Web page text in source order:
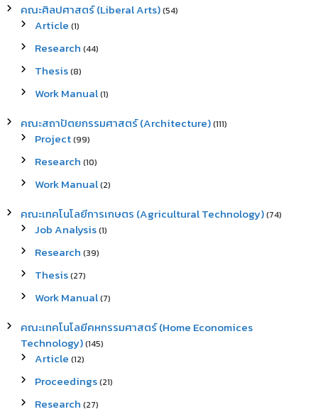
คณะศิลปศาสตร์ (Liberal Arts)(54)
Article (1)
Research (44)
Thesis(8)
Work Manual(1)
คณะสถาปัตยกรรมศาสตร์ (Architecture)(111)
Project(99)
Research (10)
Work Manual(2)
คณะเทคโนโลยีการเกษตร (Agricultural Technology)(74)
Job Analysis(1)
Research (39)
Thesis(27)
Work Manual(7)
คณะเทคโนโลยีคหกรรมศาสตร์ (Home Economices
Technology)(145)
Article (12)
Proceedings(21)
Research (27)